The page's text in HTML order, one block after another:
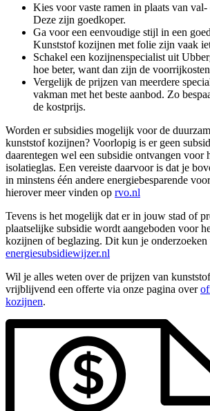
Kies voor vaste ramen in plaats van
Deze zijn goedkoper.
Ga voor een eenvoudige stijl in een
Kunststof kozijnen met folie zijn vaak
Schakel een kozijnenspecialist uit
hoe beter, want dan zijn de
Vergelijk de prijzen van meerdere
vakman met het beste aanbod. Zo
de kostprijs.
Worden er subsidies mogelijk voor de
kunststof kozijnen? Voorlopig is er geen
daarentegen wel een subsidie ontvangen voor
isolatieglas. Een vereiste daarvoor is dat je
in minstens één andere energiebesparende
hierover meer vinden op rvo.nl
Tevens is het mogelijk dat er in jouw stad of
plaatselijke subsidie wordt aangeboden voor
kozijnen of beglazing. Dit kun je onderzoeken
energiesubsidiewijzer.nl
Wil je alles weten over de prijzen van
vrijblijvend een offerte via onze pagina over
kozijnen.